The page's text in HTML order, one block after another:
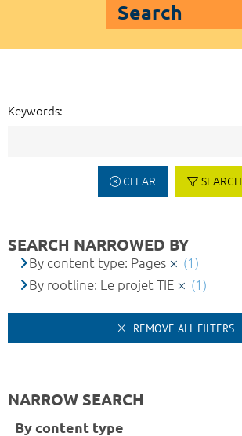
Search
Keywords:
CLEAR SEARCH
SEARCH NARROWED BY
By content type: Pages
(1)
By rootline: Le projet TIE
(1)
REMOVE ALL FILTERS
NARROW SEARCH
By content type